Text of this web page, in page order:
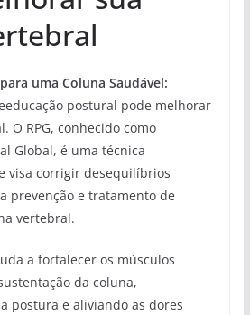
uma Coluna Saudável:
postural pode melhorar
O RPG, conhecido como
Global, é uma técnica
visa corrigir desequilíbrios
prevenção e tratamento de
vertebral.
a fortalecer os músculos
da coluna,
postura e aliviando as dores